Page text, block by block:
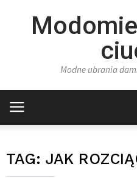
Modne ubrania
TAG: JAK